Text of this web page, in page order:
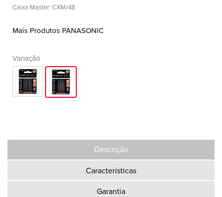
Caixa Master: CXM/48
Mais Produtos PANASONIC
Variação
Descrição
Características
Garantia